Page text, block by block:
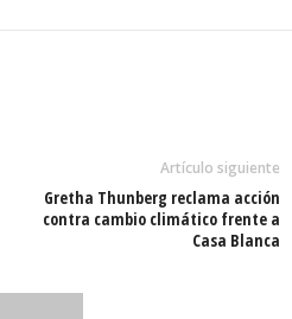
Artículo siguiente
Gretha Thunberg reclama acción
contra cambio climático frente a
Casa Blanca